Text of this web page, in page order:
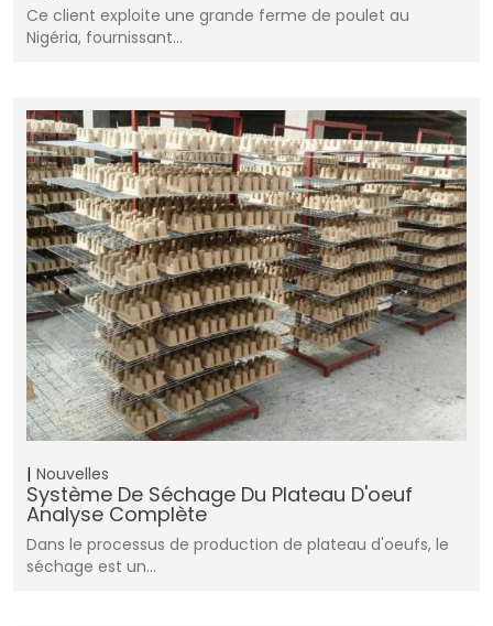
Ce client exploite une grande ferme de poulet au
Nigéria, fournissant…
Nouvelles
Système De Séchage Du Plateau D'oeuf
Analyse Complète
Dans le processus de production de plateau d'oeufs, le
séchage est un…